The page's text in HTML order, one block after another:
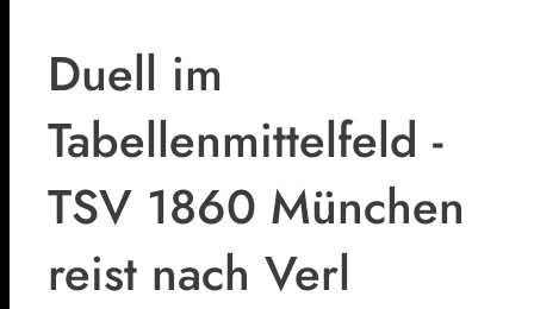
Duell im
Tabellenmittelfeld -
TSV 1860 München
reist nach Verl